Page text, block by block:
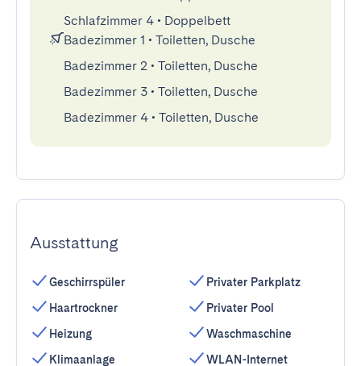
Schlafzimmer 4 • Doppelbett
Badezimmer 1 • Toiletten, Dusche
Badezimmer 2 • Toiletten, Dusche
Badezimmer 3 • Toiletten, Dusche
Badezimmer 4 • Toiletten, Dusche
Ausstattung
Geschirrspüler
Haartrockner
Heizung
Klimaanlage
Privater Parkplatz
Privater Pool
Waschmaschine
WLAN-Internet